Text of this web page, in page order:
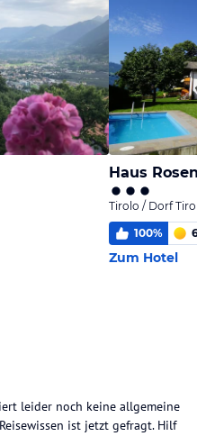
Haus
Tirolo / Dorf Tirol,
100% 6,0
Zum Hotel
leider noch keine allgemeine
ist jetzt gefragt. Hilf